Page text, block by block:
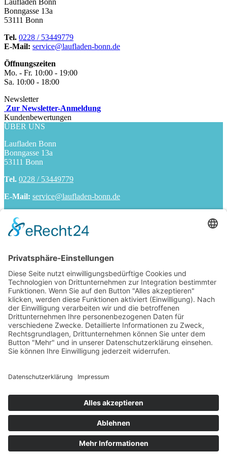
Laufladen Bonn
Bonngasse 13a
53111 Bonn
Tel. 0228 / 53449779
E-Mail: service@laufladen-bonn.de
Öffnungszeiten
Mo. - Fr. 10:00 - 19:00
Sa. 10:00 - 18:00
Newsletter
Zur Newsletter-Anmeldung
Kundenbewertungen
ÜBER UNS
Laufladen Bonn
Bonngasse 13a
53111 Bonn
Tel. 0228 / 53449779
E-Mail: service@laufladen-bonn.de
Mo. - Fr. 10:00 - 19:00
INFORMATIONEN
Impressum
Datenschutzerklärung
Kontakt
Jobs
AGB
Widerrufsrecht
Zahlungsarten
Versandarten
FOLGE UNS
Alle Preise inkl. Mehrwertsteuer